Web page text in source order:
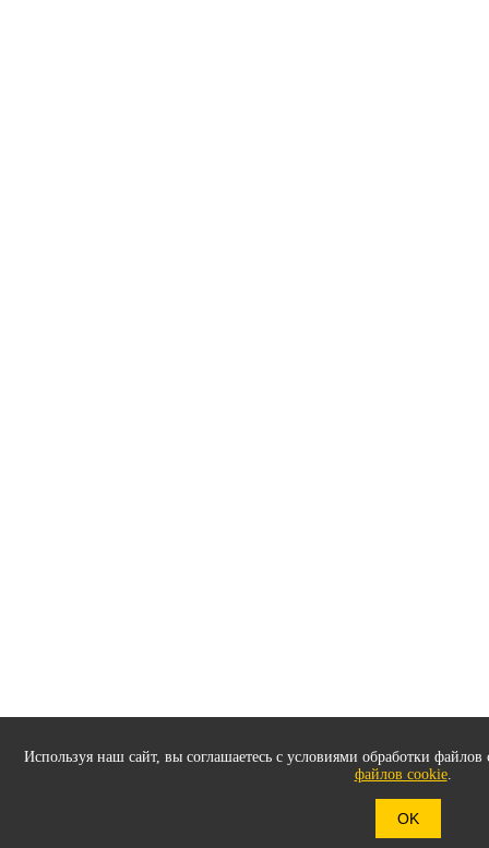
Используя наш сайт, вы соглашаетесь с условиями обработки
файлов cookie.
OK